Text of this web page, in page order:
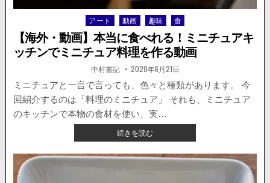
テ
ン
に
チ
ー
ズ
入
れ
る
と
な
Posted
in
アート 動画 趣味 食
【海外・動画】本当に食べれる！ミニチュアキ
ッチンでミニチュア料理を作る動画
著
者:
中村書記 掲
載
日：
2020年6月21日
ミニチュアと一言で言っても、色々と種類があります。 今
回紹介するのは「料理のミニチュア」 それも、ミニチュア
のキッチンで本物の食材を使い、実…
続きを読む【海
外・
動